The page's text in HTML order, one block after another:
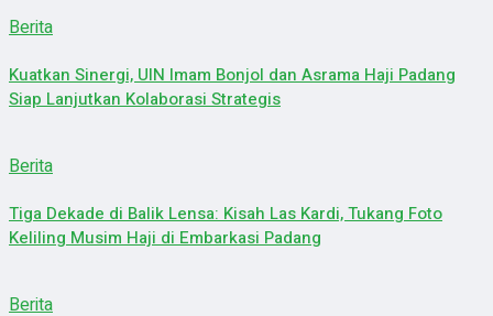
Berita
Kuatkan Sinergi, UIN Imam Bonjol dan Asrama Haji Padang
Siap Lanjutkan Kolaborasi Strategis
Berita
Tiga Dekade di Balik Lensa: Kisah Las Kardi, Tukang Foto
Keliling Musim Haji di Embarkasi Padang
Berita